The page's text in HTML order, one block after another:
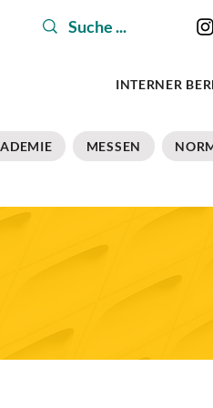
INTERNER
MESSEN